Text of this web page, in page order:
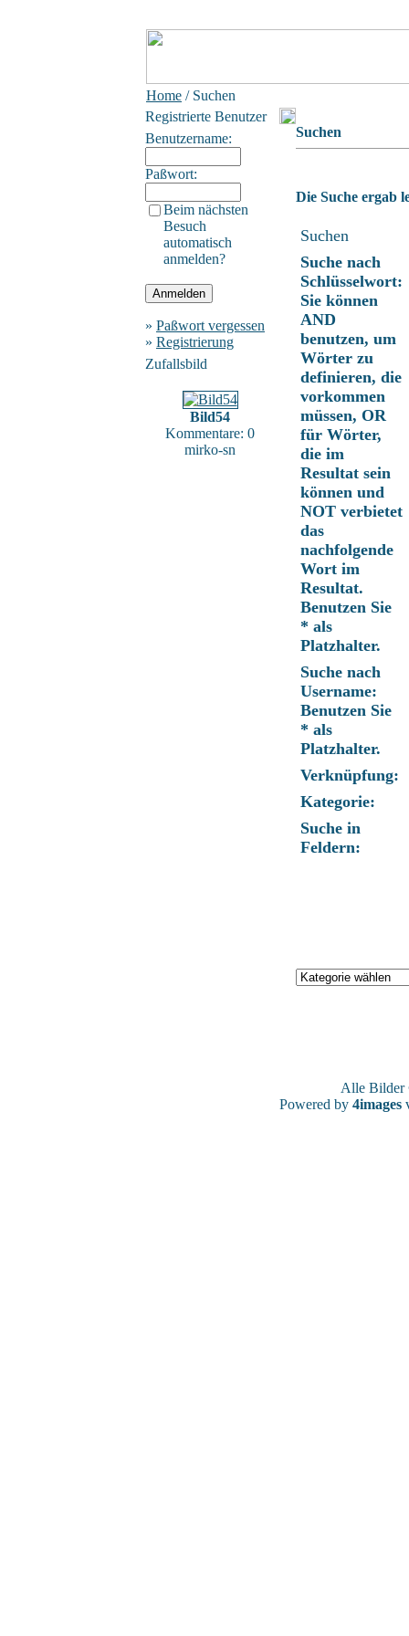
Home / Suchen
Registrierte Benutzer
Benutzername:
Paßwort:
Beim nächsten
Besuch
automatisch
anmelden?
» Paßwort vergessen
» Registrierung
Zufallsbild
Bild54
Kommentare: 0
mirko-sn
Suchen
Die Suche ergab
Suchen
Suche nach
Schlüsselwort:
Sie können
AND
benutzen, um
Wörter zu
definieren, die
vorkommen
müssen, OR
für Wörter,
die im
Resultat sein
können und
NOT verbietet
das
nachfolgende
Wort im
Resultat.
Benutzen Sie
* als
Platzhalter.
Suche nach
Username:
Benutzen Sie
* als
Platzhalter.
Verknüpfung:
Kategorie:
Suche in
Feldern:
Alle
Powered by 4images